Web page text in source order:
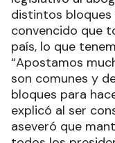
distintos bloques
convencido que
país, lo que
“Apostamos
son comunes y
bloques para
explicó al ser
aseveró que